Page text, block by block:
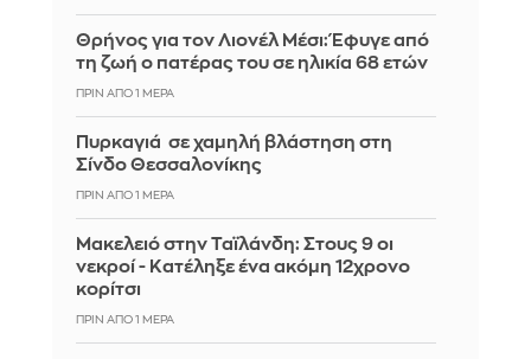
Θρήνος για τον Λιονέλ Μέσι: Έφυγε από
τη ζωή ο πατέρας του σε ηλικία 68 ετών
ΠΡΙΝ ΑΠΌ 1 ΜΈΡΑ
Πυρκαγιά σε χαμηλή βλάστηση στη
Σίνδο Θεσσαλονίκης
ΠΡΙΝ ΑΠΌ 1 ΜΈΡΑ
Μακελειό στην Ταϊλάνδη: Στους 9 οι
νεκροί - Κατέληξε ένα ακόμη 12χρονο
κορίτσι
ΠΡΙΝ ΑΠΌ 1 ΜΈΡΑ